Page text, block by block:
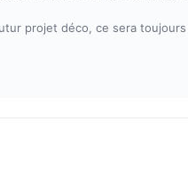
projet déco, ce sera toujours